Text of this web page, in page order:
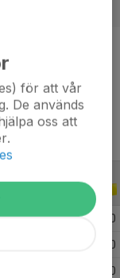
7 0 0 0
0
0
för att vår
De används
oss att